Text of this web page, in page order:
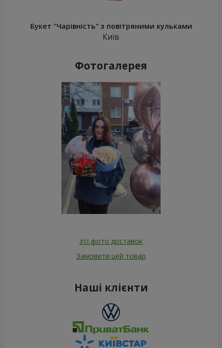
Букет "Чарівність" з повітряними кульками
Київ
Фотогалерея
Усі фото доставок
Замовити цей товар
Наші клієнти